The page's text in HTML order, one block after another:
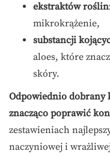
ekstraktów
mikrokrążenie,
substancji
aloes, które
skóry.
Odpowiednio dobrany
znacząco poprawić
zestawieniach
naczyniowej i